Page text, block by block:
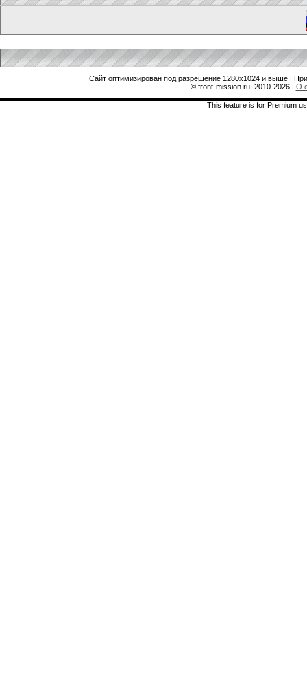
Сайт оптимизирован под разрешение 1280x1024 и выше |
© front-mission.ru, 2010-2026| О
This feature is for Premium